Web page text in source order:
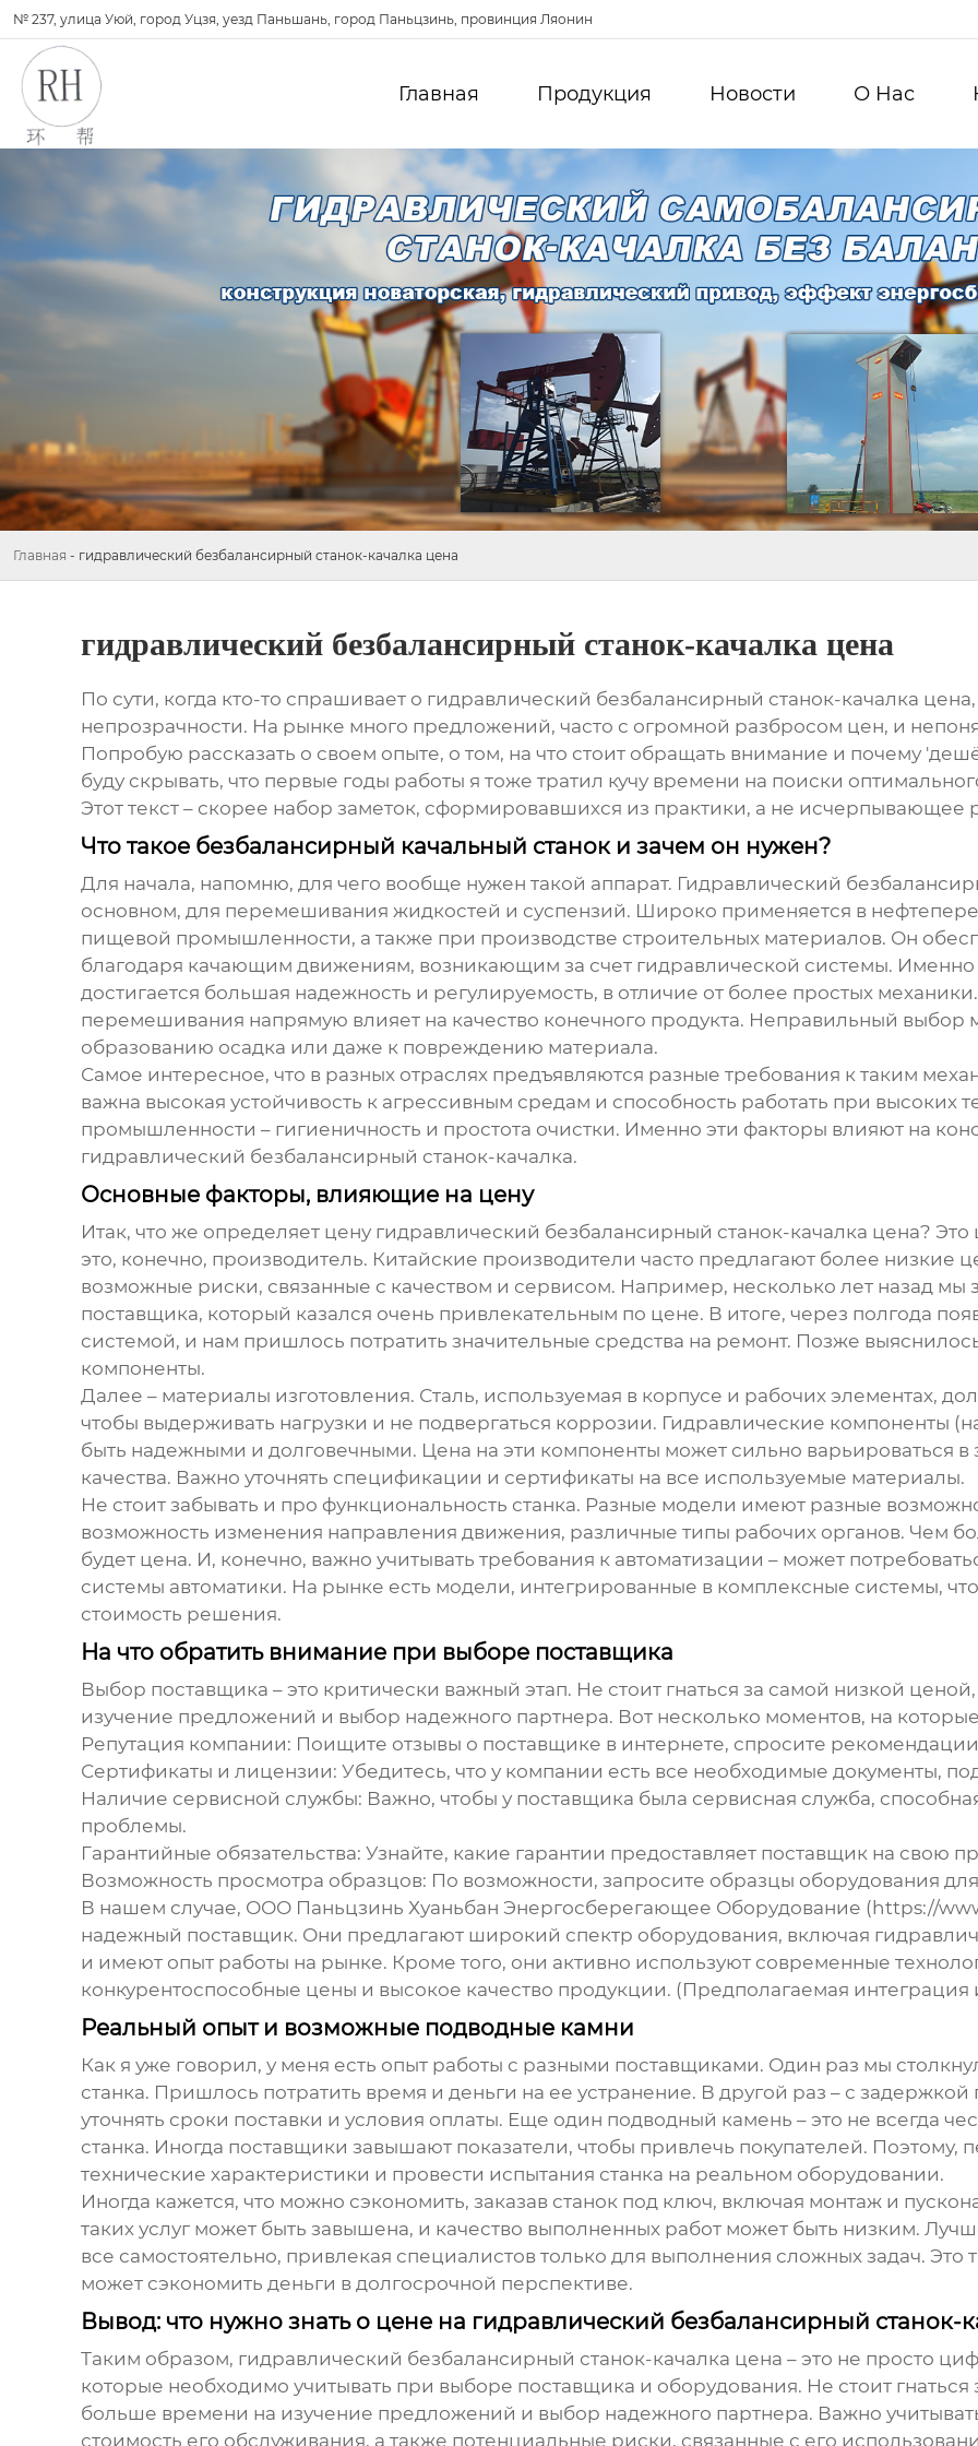
№ 237, улица Уюй, город Уцзя, уезд Паньшань, город Паньцзинь, провинция Ляонин
Главная Продукция Новости О Hас
Главная - гидравлический безбалансирный станок-качалка цена
гидравлический безбалансирный станок-качалка цена
По сути, когда кто-то спрашивает о гидравлический безбалансирный станок-качалка цена
непрозрачности. На рынке много предложений, часто с огромной разбросом цен, и
Попробую рассказать о своем опыте, о том, на что стоит обращать внимание и почему
буду скрывать, что первые годы работы я тоже тратил кучу времени на поиски
Этот текст – скорее набор заметок, сформировавшихся из практики, а не исчерпывающее
Что такое безбалансирный качальный станок и зачем он нужен?
Для начала, напомню, для чего вообще нужен такой аппарат. Гидравлический
основном, для перемешивания жидкостей и суспензий. Широко применяется в
пищевой промышленности, а также при производстве строительных материалов. Он
благодаря качающим движениям, возникающим за счет гидравлической системы. Именно
достигается большая надежность и регулируемость, в отличие от более простых
перемешивания напрямую влияет на качество конечного продукта. Неправильный выбор
образованию осадка или даже к повреждению материала.
Самое интересное, что в разных отраслях предъявляются разные требования к таким
важна высокая устойчивость к агрессивным средам и способность работать при высоких
промышленности – гигиеничность и простота очистки. Именно эти факторы влияют на
гидравлический безбалансирный станок-качалка.
Основные факторы, влияющие на цену
Итак, что же определяет цену гидравлический безбалансирный станок-качалка цена? Это
это, конечно, производитель. Китайские производители часто предлагают более низкие
возможные риски, связанные с качеством и сервисом. Например, несколько лет назад мы
поставщика, который казался очень привлекательным по цене. В итоге, через полгода
системой, и нам пришлось потратить значительные средства на ремонт. Позже
компоненты.
Далее – материалы изготовления. Сталь, используемая в корпусе и рабочих элементах,
чтобы выдерживать нагрузки и не подвергаться коррозии. Гидравлические компоненты
быть надежными и долговечными. Цена на эти компоненты может сильно варьироваться в
качества. Важно уточнять спецификации и сертификаты на все используемые материалы.
Не стоит забывать и про функциональность станка. Разные модели имеют разные
возможность изменения направления движения, различные типы рабочих органов. Чем
будет цена. И, конечно, важно учитывать требования к автоматизации – может
системы автоматики. На рынке есть модели, интегрированные в комплексные системы,
стоимость решения.
На что обратить внимание при выборе поставщика
Выбор поставщика – это критически важный этап. Не стоит гнаться за самой низкой
изучение предложений и выбор надежного партнера. Вот несколько моментов, на
Репутация компании: Поищите отзывы о поставщике в интернете, спросите рекомендации
Сертификаты и лицензии: Убедитесь, что у компании есть все необходимые документы,
Наличие сервисной службы: Важно, чтобы у поставщика была сервисная служба,
проблемы.
Гарантийные обязательства: Узнайте, какие гарантии предоставляет поставщик на свою
Возможность просмотра образцов: По возможности, запросите образцы оборудования
В нашем случае, ООО Паньцзинь Хуаньбан Энергосберегающее Оборудование (https://
надежный поставщик. Они предлагают широкий спектр оборудования, включая
и имеют опыт работы на рынке. Кроме того, они активно используют современные
конкурентоспособные цены и высокое качество продукции. (Предполагаемая
Реальный опыт и возможные подводные камни
Как я уже говорил, у меня есть опыт работы с разными поставщиками. Один раз мы
станка. Пришлось потратить время и деньги на ее устранение. В другой раз – с задержкой
уточнять сроки поставки и условия оплаты. Еще один подводный камень – это не всегда
станка. Иногда поставщики завышают показатели, чтобы привлечь покупателей. Поэтому,
технические характеристики и провести испытания станка на реальном оборудовании.
Иногда кажется, что можно сэкономить, заказав станок под ключ, включая монтаж и
таких услуг может быть завышена, и качество выполненных работ может быть низким.
все самостоятельно, привлекая специалистов только для выполнения сложных задач.
может сэкономить деньги в долгосрочной перспективе.
Вывод: что нужно знать о цене на гидравлический безбалансирный станок-
Таким образом, гидравлический безбалансирный станок-качалка цена – это не просто
которые необходимо учитывать при выборе поставщика и оборудования. Не стоит
больше времени на изучение предложений и выбор надежного партнера. Важно
стоимость его обслуживания, а также потенциальные риски, связанные с его